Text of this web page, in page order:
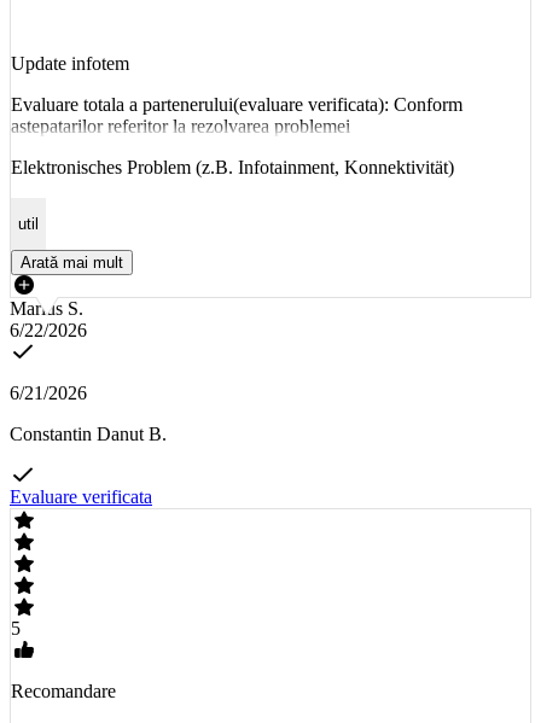
Update infotem
Evaluare totala a partenerului(evaluare verificata): Conform
astepatarilor referitor la rezolvarea problemei
Elektronisches Problem (z.B. Infotainment, Konnektivität)
util
Arată mai mult
Marius S.
6/22/2026
6/21/2026
Constantin Danut B.
Evaluare verificata
5
Recomandare